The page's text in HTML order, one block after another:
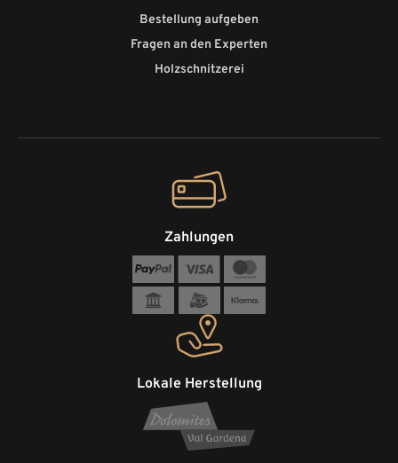
Bestellung aufgeben
Fragen an den Experten
Holzschnitzerei
Lokale Herstellung
Zahlungen